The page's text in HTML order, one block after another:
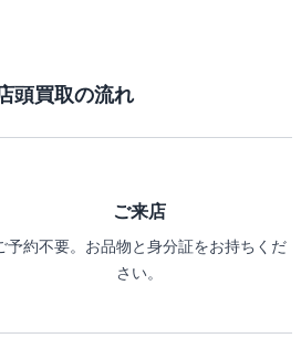
頭買取の流れ
ご来店
予約不要。お品物と身分証をお持ちくだ
さい。